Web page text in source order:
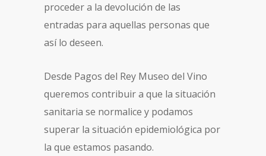
proceder a la devolución de las
entradas para aquellas personas que
así lo deseen.
Desde Pagos del Rey Museo del Vino
queremos contribuir a que la situación
sanitaria se normalice y podamos
superar la situación epidemiológica por
la que estamos pasando.